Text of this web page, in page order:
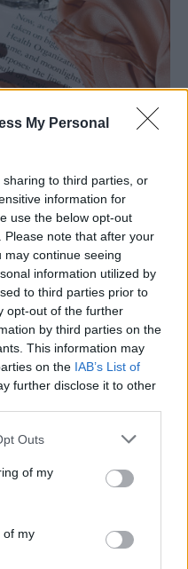
My Personal
to third parties, or
information for
use the below opt-out
note that after your
continue seeing
information utilized by
to third parties prior to
opt-out of the further
by third parties on the
This information may
on the IAB’s List of
further disclose it to other
Outs
of my
of my
κραγιόν» στο
κάτι μόνο και μόνο για
οι μόνοι. Το «φαινόμενο
την τάση των
και σχετικά προσιτές
έντονης οικονομικής ή